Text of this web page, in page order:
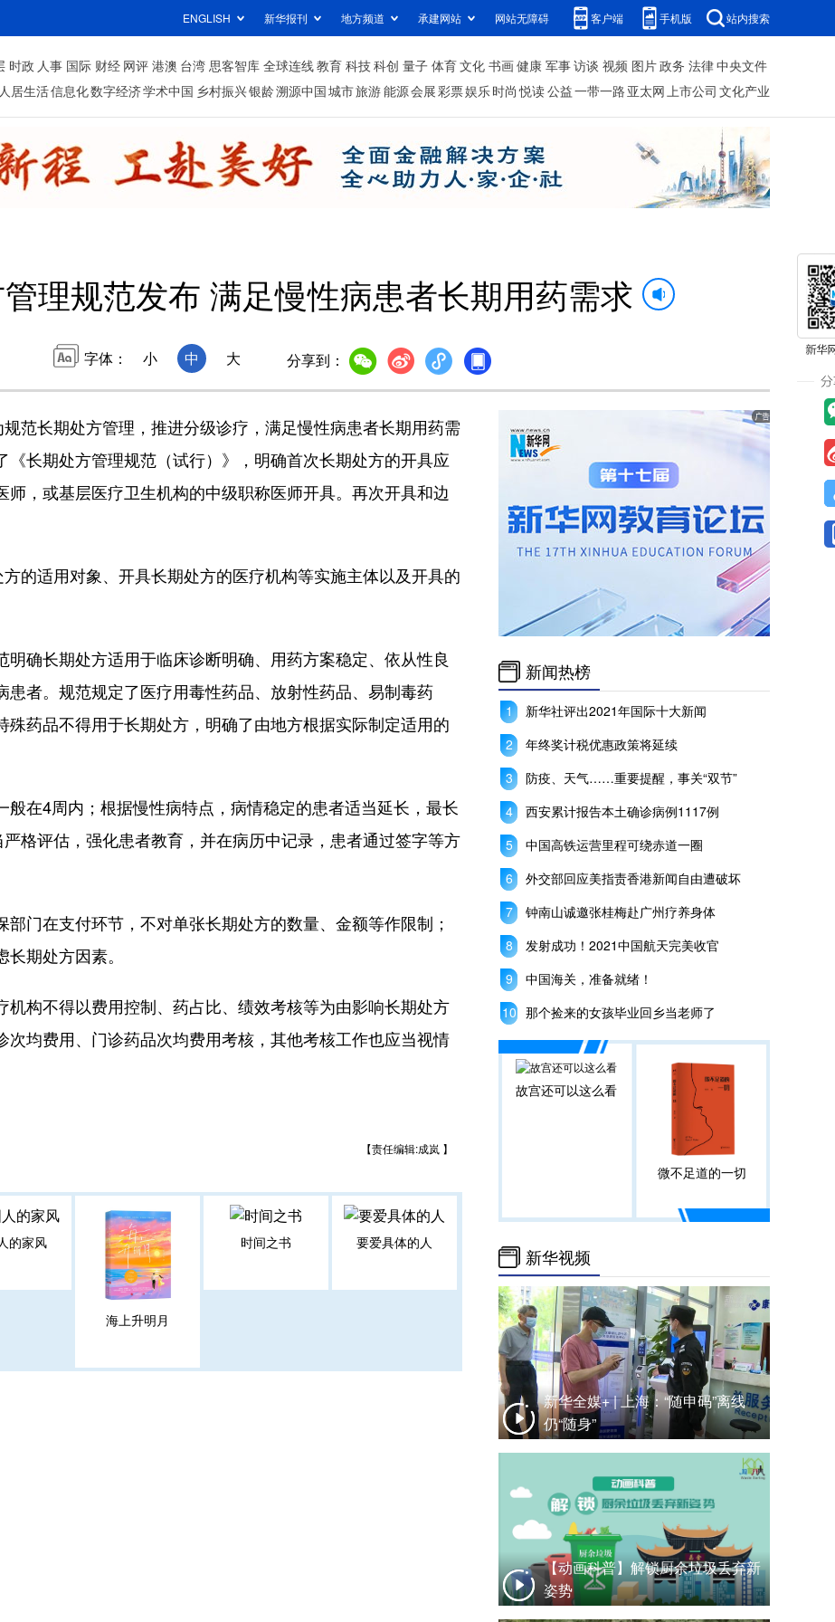
ENGLISH 新华报刊 地方频道 承建网站 网站无障碍 客户端 手机版 站内搜索
时政 人事 国际 财经 网评 港澳 台湾 思客智库 全球连线教育 科技科创 量子 体育文化 书画健康 军事访谈 视频 图片政务 法律中央文件
人居生活信息化数字经济学术中国 乡村振兴银龄溯源中国城市旅游能源会展彩票娱乐时尚 悦读公益一带一路 亚太网上市公司 文化产业
理规范发布 满足慢性病患者长期用药需求
字体： 小 中 大 分享到：
长期处方管理，推进分级诊疗，满足慢性病患者长期用药需
长期处方管理规范（试行）》，明确首次长期处方的开具应
，或基层医疗卫生机构的中级职称医师开具。再次开具和边
适用对象、开具长期处方的医疗机构等实施主体以及开具的
确长期处方适用于临床诊断明确、用药方案稳定、依从性良
者。规范规定了医疗用毒性药品、放射性药品、易制毒药
药品不得用于长期处方，明确了由地方根据实际制定适用的
在4周内；根据慢性病特点，病情稳定的患者适当延长，最长
格评估，强化患者教育，并在病历中记录，患者通过签字等方
在支付环节，不对单张长期处方的数量、金额等作限制；
期处方因素。
构不得以费用控制、药占比、绩效考核等为由影响长期处方
均费用、门诊药品次均费用考核，其他考核工作也应当视情
【责任编辑:成岚 】
的家风
海上升明月
时间之书 要爱具体的人
新闻热榜
新华社评出2021年国际十大新闻
年终奖计税优惠政策将延续
防疫、天气……重要提醒，事关“双节”
西安累计报告本土确诊病例1117例
中国高铁运营里程可绕赤道一圈
外交部回应美指责香港新闻自由遭破坏
钟南山诚邀张桂梅赴广州疗养身体
发射成功！2021中国航天完美收官
中国海关，准备就绪！
那个捡来的女孩毕业回乡当老师了
故宫还可以这么看
微不足道的一切
新华视频
新华全媒+ | 上海：“随申码”离线
仍“随身”
【动画科普】解锁厨余垃圾丢弃新
姿势